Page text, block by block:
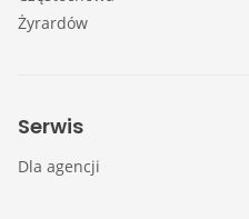
Żyrardów
Serwis
Dla agencji